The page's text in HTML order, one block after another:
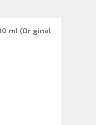
ml (Original